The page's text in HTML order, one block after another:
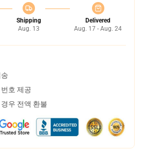
Shipping
Aug. 13
Delivered
Aug. 17 - Aug. 24
호 제공
우 전액 환불